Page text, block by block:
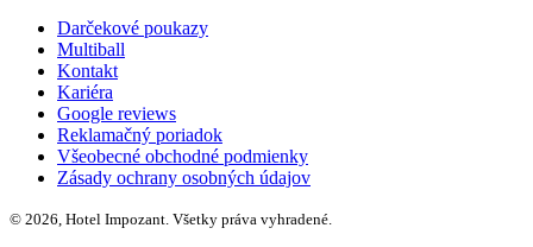
Darčekové poukazy
Multiball
Kontakt
Kariéra
Google reviews
Reklamačný poriadok
Všeobecné obchodné podmienky
Zásady ochrany osobných údajov
© 2026, Hotel Impozant. Všetky práva vyhradené.